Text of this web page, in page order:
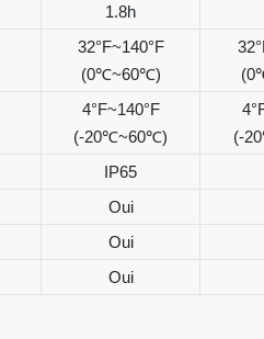
1.8h
32°F~140°F
(0℃~60℃)
4°F~140°F
(-20℃~60℃)
(-
IP65
Oui
Oui
Oui